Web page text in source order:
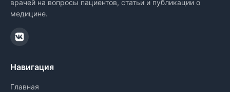
врачей на вопросы пациентов, статьи и публикации о
медицине.
Навигация
Главная